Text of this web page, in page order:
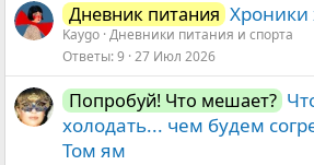
Дневник питания Хроники
Kaygo Дневники питания и спорта
Ответы 9 27 Июл 2026
Попробуй! Что мешает?
холодать... чем будем
Том ям